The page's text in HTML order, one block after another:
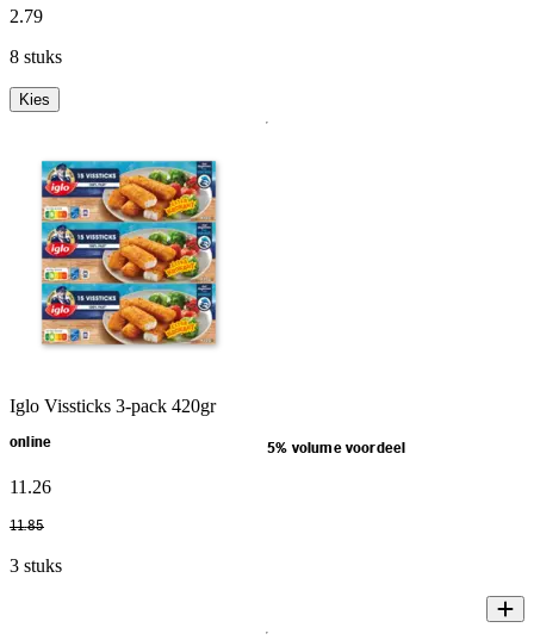
2.79
8 stuks
Kies
Iglo Vissticks 3-pack 420gr
online 5% volume voordeel
11 .26
11.85
3 stuks